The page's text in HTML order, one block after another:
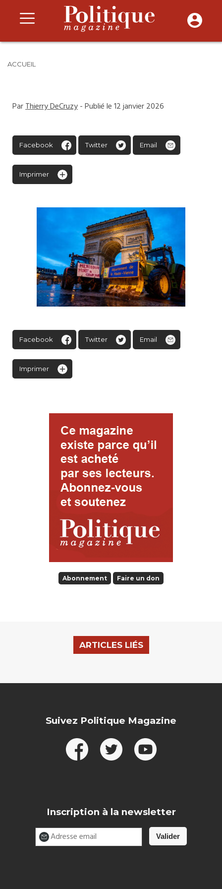
ACCUEIL
ParThierry DeCruzy- Publié le 12 janvier 2026
Facebook Twitter Email
Imprimer
Facebook Twitter Email
Imprimer
Abonnement Faire un don
ARTICLES LIÉS
Suivez Politique Magazine
Inscription à la newsletter